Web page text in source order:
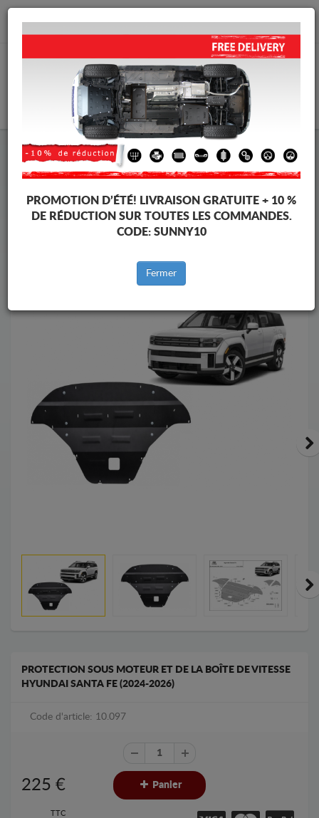
info@protectionsousmoteur.eu
Protection Sous Moteur Hyundai
Protection Sous Moteur Hyundai Santa Fe
Marques
PROTECTION SOUS MOTEUR ET DE LA BOÎTE DE VITESSE
HYUNDAI SANTA FE (2024-2026)
Code d'article: 10.097
225 €
TTC
Panier
PROMOTION D’ÉTÉ! LIVRAISON GRATUITE + 10 %
DE RÉDUCTION SUR TOUTES LES COMMANDES.
CODE: SUNNY10
Fermer